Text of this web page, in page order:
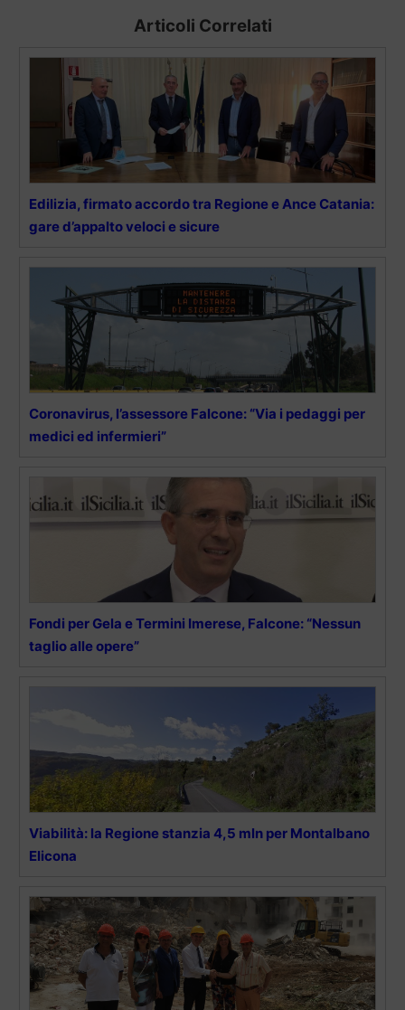
Articoli Correlati
Edilizia, firmato accordo tra Regione e Ance Catania:
gare d’appalto veloci e sicure
Coronavirus, l’assessore Falcone: “Via i pedaggi per
medici ed infermieri”
Fondi per Gela e Termini Imerese, Falcone: “Nessun
taglio alle opere”
Viabilità: la Regione stanzia 4,5 mln per Montalbano
Elicona